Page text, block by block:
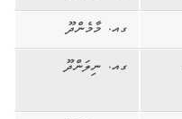
ގއ. މާމެންދޫ
ގއ. ނިލަންދޫ